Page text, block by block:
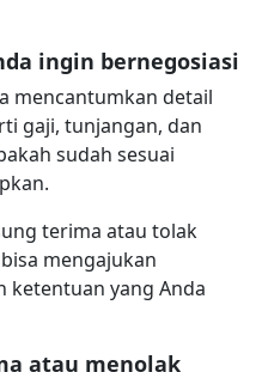
ingin bernegosiasi
mencantumkan detail
gaji, tunjangan, dan
sudah sesuai
terima atau tolak
mengajukan
ketentuan yang Anda
atau menolak